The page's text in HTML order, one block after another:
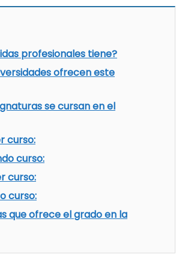
profesionales tiene?
ofrecen este
se cursan en el
curso:
curso:
curso:
curso:
que ofrece el grado en la